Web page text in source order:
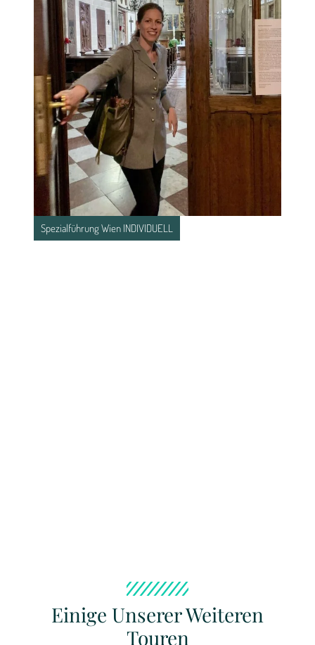
Spezialführung Wien INDIVIDUELL
Einige Unserer Weiteren
Touren